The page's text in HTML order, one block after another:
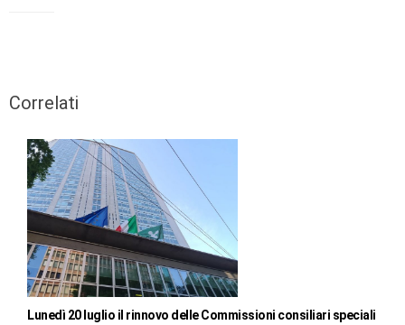
Correlati
Lunedì 20 luglio il rinnovo delle Commissioni consiliari speciali